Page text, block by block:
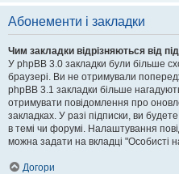
Абонементи і закладки
Чим закладки відрізняються від
У phpBB 3.0 закладки були більше
браузері. Ви не отримували
phpBB 3.1 закладки більше
отримувати повідомлення про
закладках. У разі підписки, ви
в темі чи форумі. Налаштування
можна задати на вкладці "Особисті
Догори